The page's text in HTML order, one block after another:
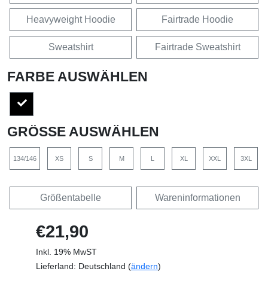
Heavyweight Hoodie Fairtrade Hoodie
Sweatshirt Fairtrade Sweatshirt
FARBE AUSWÄHLEN
GRÖSSE AUSWÄHLEN
134/146 XS S M L XL XXL 3XL
Größentabelle Wareninformationen
€21,90
Inkl. 19% MwST
Lieferland: Deutschland (ändern)